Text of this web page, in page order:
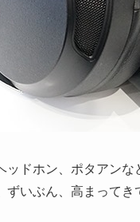
ドホン、ポタアン
いぶん、高まってき